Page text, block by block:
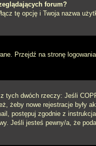
forum?
tę opcję i Twoja nazwa
Przejdź na stronę
dwóch rzeczy: Jeśli
żeby nowe rejestracje były
postępuj zgodnie z
Jeśli jesteś pewny/a, że